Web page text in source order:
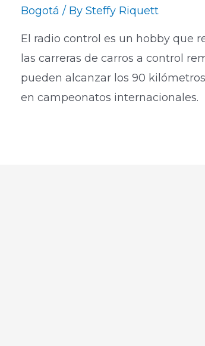
Bogotá / BySteffy Riquett
El radio control es un hobby que
las carreras de carros a control
pueden alcanzar los 90
en campeonatos internacionales.